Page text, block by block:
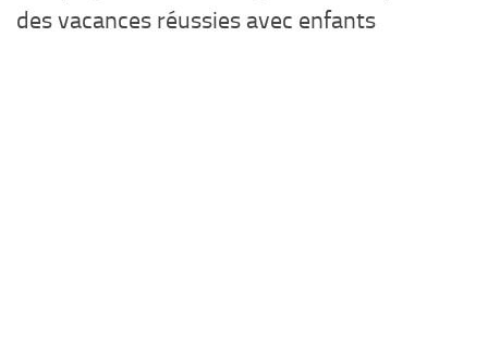
des vacances réussies avec enfants